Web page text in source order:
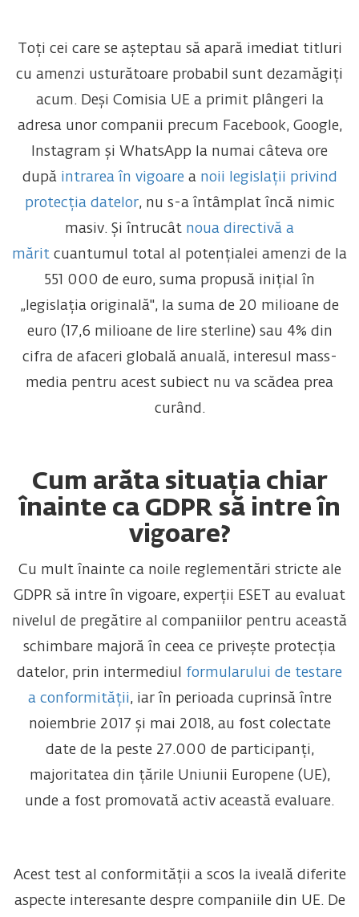
Toți cei care se așteptau să apară imediat titluri
cu amenzi usturătoare probabil sunt dezamăgiți
acum. Deși Comisia UE a primit plângeri la
adresa unor companii precum Facebook, Google,
Instagram și WhatsApp la numai câteva ore
după intrarea în vigoarea noii legislații privind
protecția datelor, nu s-a întâmplat încă nimic
masiv. Și întrucât noua directivă a
mărit cuantumul total al potențialei amenzi de la
551 000 de euro, suma propusă inițial în
„legislația originală", la suma de 20 milioane de
euro (17,6 milioane de lire sterline) sau 4% din
cifra de afaceri globală anuală, interesul mass-
media pentru acest subiect nu va scădea prea
curând.
Cum arăta situația chiar
înainte ca GDPR să intre în
vigoare?
Cu mult înainte ca noile reglementări stricte ale
GDPR să intre în vigoare, experții ESET au evaluat
nivelul de pregătire al companiilor pentru această
schimbare majoră în ceea ce privește protecția
datelor, prin intermediul formularului de testare
a conformității, iar în perioada cuprinsă între
noiembrie 2017 și mai 2018, au fost colectate
date de la peste 27.000 de participanți,
majoritatea din țările Uniunii Europene (UE),
unde a fost promovată activ această evaluare.
Acest test al conformității a scos la iveală diferite
aspecte interesante despre companiile din UE. De